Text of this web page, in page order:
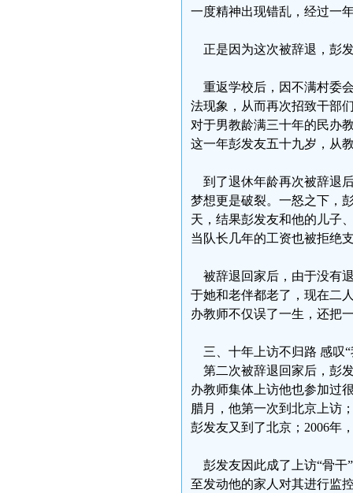
一度精神出现错乱，经过一
正是因为这次被辞退，彭
重返学校后，因不满村委
法现象，从而再次招致干部
对于男教龄满三十年的民办
这一年彭发友五十九岁，从
到了退休年龄再次被辞退
梦想更是破裂。一怒之下，
天，结果彭发友和他的儿子
当队长几年的工资也被拒绝
被辞退回家后，由于没有
于她和老伴都老了，现在二
办教师不仅误了一生，还把
三、十年上访不归路 感叹
第二次被辞退回家后，彭
办教师集体上访他也参加过
腊月，他第一次到北京上访
彭发友又到了北京；2006年
彭发友因此成了上访“骨干
至发动他的家人对其进行监